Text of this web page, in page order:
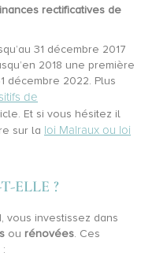
rectificatives de
31 décembre 2017
2018 une première
décembre 2022. Plus
de
Et si vous hésitez il
sur la loi Malraux ou loi
ELLE ?
vous investissez dans
ou rénovées. Ces